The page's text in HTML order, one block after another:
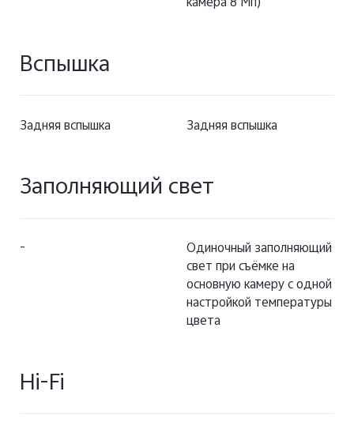
Вспышка
Задняя вспышка Задняя вспышка
Заполняющий свет
-
Одиночный заполняющий
свет при съёмке на
основную камеру с одной
настройкой температуры
цвета
Hi-Fi